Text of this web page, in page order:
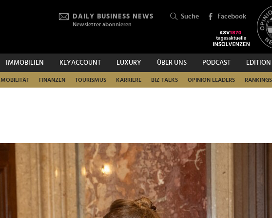
DAILY BUSINESS NEWS
Newsletter abonnieren
Suche Facebook
IMMOBILIEN KEYACCOUNT LUXURY ÜBER UNS PODCAST EDITION
MOBILITÄT FINANZEN TOURISMUS KARRIERE BIZ-TALKS OPINION LEADERS RANKINGS
SUCHEN